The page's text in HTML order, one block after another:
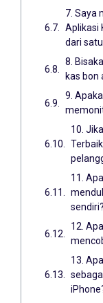
7. Saya
Aplikasi
dari
8.
kas bon
9.
10.
11.
sendiri?
12.
13.